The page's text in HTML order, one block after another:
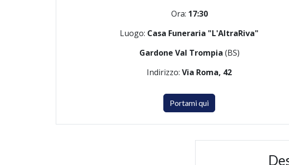
Ora: 17:30
Luogo: Casa Funeraria "L'AltraRiva"
Gardone Val Trompia (BS)
Indirizzo: Via Roma, 42
Portami qui